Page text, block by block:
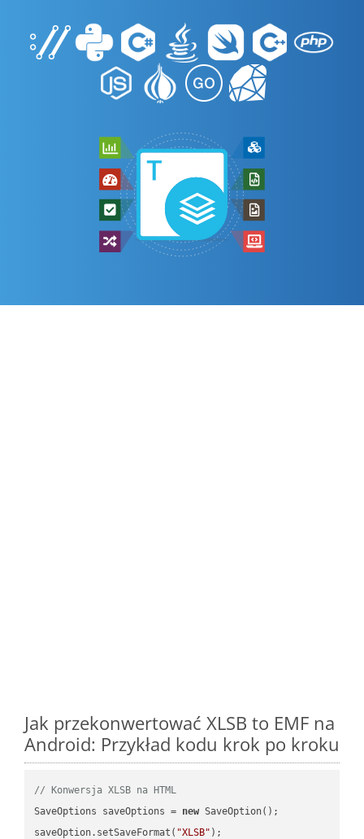
Jak przekonwertować XLSB to EMF na
Android: Przykład kodu krok po kroku
// Konwersja XLSB na HTML
SaveOptions saveOptions = new SaveOption();
saveOption.setSaveFormat( "XLSB" );